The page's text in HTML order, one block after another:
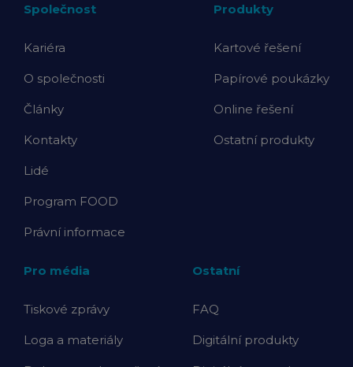
Společnost
Kariéra
O společnosti
Články
Kontakty
Lidé
Program FOOD
Právní informace
Produkty
Kartové řešení
Papírové poukázky
Online řešení
Ostatní produkty
Pro média
Tiskové zprávy
Loga a materiály
Ostatní
FAQ
Digitální produkty